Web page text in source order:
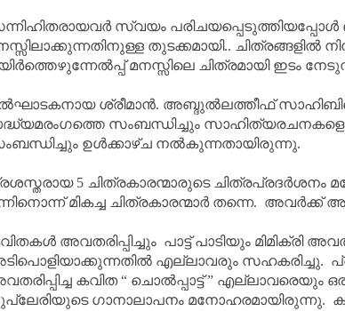
സ്വയം
തുടക്കമായി.. ചിത്രങ്ങളിൽ
മനസ്സിലെ ചിത്രമായി ഇടം
ശ്രീമാൻ. അബ്ദുൽലത്തീഫ്
സംബന്ധിച്ചും സാഹിത്യരചനകളെ
ഉൾക്കാഴ്ച നൽകുന്നതായിരുന്നു.
5 ചിത്രകാരന്മാരുടെ
മികച്ച ചിത്രകാരന്മാർ തന്നെ. അവർക്ക്
അവതരിപ്പിച്ചും പാട്ട് പാടിയും മിമിക്രി
എല്ലാവരും സഹകരിച്ചു.
കവിത“ ചൊൽപ്പാട്ട്” എല്ലാവരെയും
ഗാനാലാപനം മനോഹരമായിരുന്നു.